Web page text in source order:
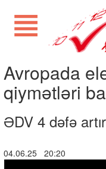
Avropada
qiymətləri
ƏDV 4 dəfə
04.06.25 20:20